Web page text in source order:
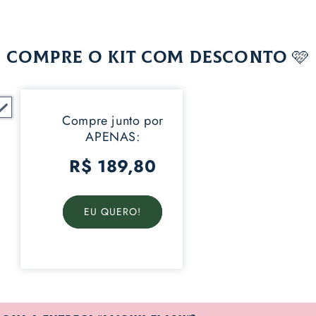
COMPRE O KIT COM DESCONTO 🩷
Compre junto por
APENAS:
R$ 189,80
EU QUERO!